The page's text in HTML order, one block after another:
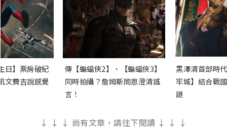
日】票房破紀
文費吉說感覺
傳【蝙蝠俠2】、【蝙蝠俠3】
同時拍攝？詹姆斯岡恩澄清謠
言！
黑澤清首部時
牢城】結合戰
謎
↓ ↓ ↓ 尚有文章，請往下閱讀 ↓ ↓ ↓